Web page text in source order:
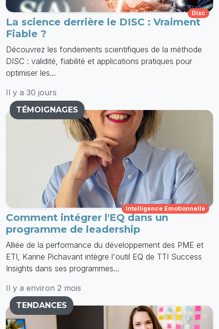
Disc
La science derrière le DISC : Vraiment
Fiable ?
Découvrez les fondements scientifiques de la méthode
DISC : validité, fiabilité et applications pratiques pour
optimiser les...
Il y a 30 jours
TÉMOIGNAGES
Intelligence Émotionnelle
Comment intégrer l'EQ dans un
programme de leadership
Alliée de la performance du développement des PME et
ETI, Karine Pichavant intègre l'outil EQ de TTI Success
Insights dans ses programmes...
Il y a environ 2 mois
TENDANCES